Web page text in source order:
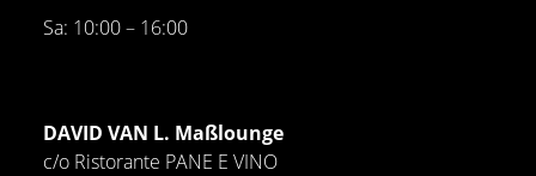
Sa: 10:00 – 16:00
DAVID VAN L. Maßlounge
c/o Ristorante PANE E VINO